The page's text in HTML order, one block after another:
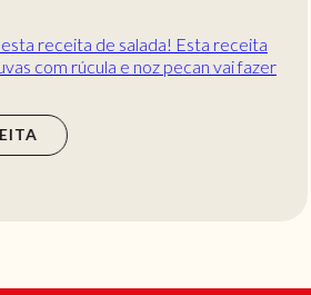
Salada de couve, maçã e caju!
conhece melhor combinação?
prato vegetariano, então aprenda
50min
min